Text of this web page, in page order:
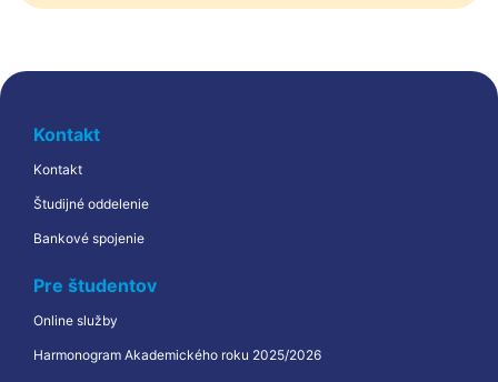
Kontakt
Kontakt
Študijné oddelenie
Bankové spojenie
Pre študentov
Online služby
Harmonogram Akademického roku 2025/2026